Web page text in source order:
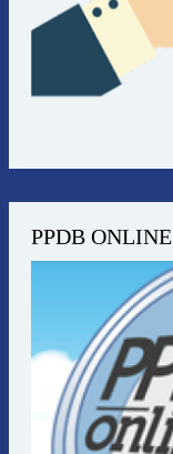
PPDB ONLINE